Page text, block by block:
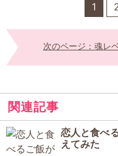
1
次のページ：魂レ
関連記事
恋人と食べ
えてみた